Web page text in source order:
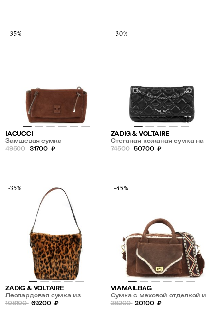
-35%
IACUCCI
Замшевая сумка
49500 31700 ₽
-30%
ZADIG & VOLTAIRE
Стеганая кожаная сумка на
цепочке
74500 50700 ₽
-35%
ZADIG & VOLTAIRE
Леопардовая сумка из
экомеха
108100 69200 ₽
-45%
VIAMAILBAG
Сумка с меховой отделкой и
жаккардовым плечевым
38200 20100 ₽